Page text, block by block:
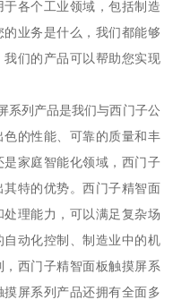
各个工业领域，包括制造
业务是什么，我们都能够
们的产品可以帮助您实现
列产品是我们与西门子公
的性能、可靠的质量和丰
家庭智能化领域，西门子
特的优势。西门子精智面
理能力，可以满足复杂场
动化控制、制造业中的机
西门子精智面板触摸屏系
屏系列产品还拥有全面多